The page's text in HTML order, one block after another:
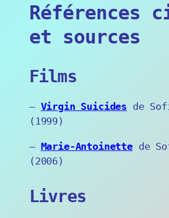
Références
et sources
Films
– Virgin Suicides de
(1999)
– Marie-Antoinettede
(2006)
Livres